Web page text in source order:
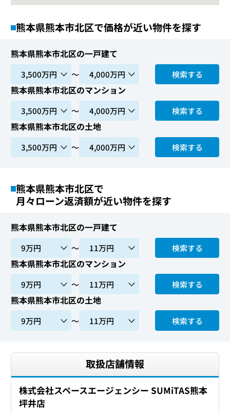
熊本県熊本市北区で価格が近い物件を探す
熊本県熊本市北区の一戸建て
〜 検索する
熊本県熊本市北区のマンション
〜 検索する
熊本県熊本市北区の土地
〜 検索する
熊本県熊本市北区で
月々ローン返済額が近い物件を探す
熊本県熊本市北区の一戸建て
〜 検索する
熊本県熊本市北区のマンション
〜 検索する
熊本県熊本市北区の土地
〜 検索する
取扱店舗情報
株式会社スペースエージェンシー SUMiTAS熊本
坪井店